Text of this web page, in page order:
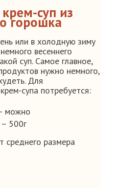
суп из
горошка
или в холодную зиму
весеннего
суп. Самое главное,
нужно немного,
Для
супа потребуется:
можно
500г
размера